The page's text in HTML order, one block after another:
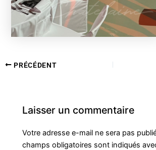
PRÉCÉDENT
Laisser un commentaire
Votre adresse e-mail ne sera pas
champs obligatoires sont indiqués